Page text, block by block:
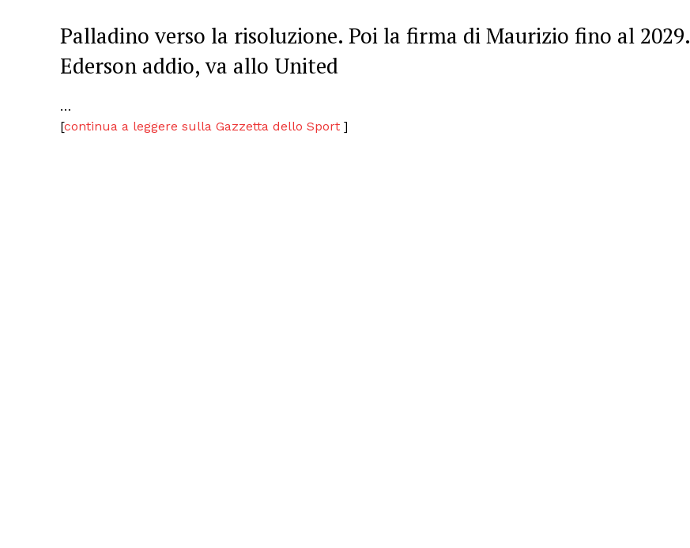
Palladino verso la risoluzione. Poi la firma di Maurizio fino al 2029.
Ederson addio, va allo United
…
[continua a leggere sulla Gazzetta dello Sport ]